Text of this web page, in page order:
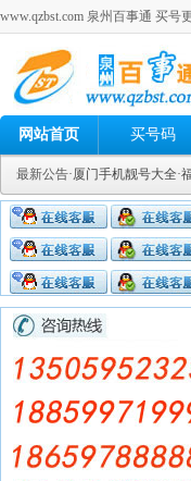
www.qzbst.com 泉州百事通 买号
网站首页 买号码
最新公告·厦门手机靓号大全·